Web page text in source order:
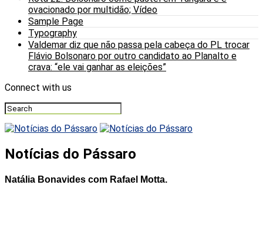
ovacionado por multidão; Vídeo
Sample Page
Typography
Valdemar diz que não passa pela cabeça do PL trocar
Flávio Bolsonaro por outro candidato ao Planalto e
crava: “ele vai ganhar as eleições”
Connect with us
Notícias do Pássaro
Natália Bonavides com Rafael Motta.